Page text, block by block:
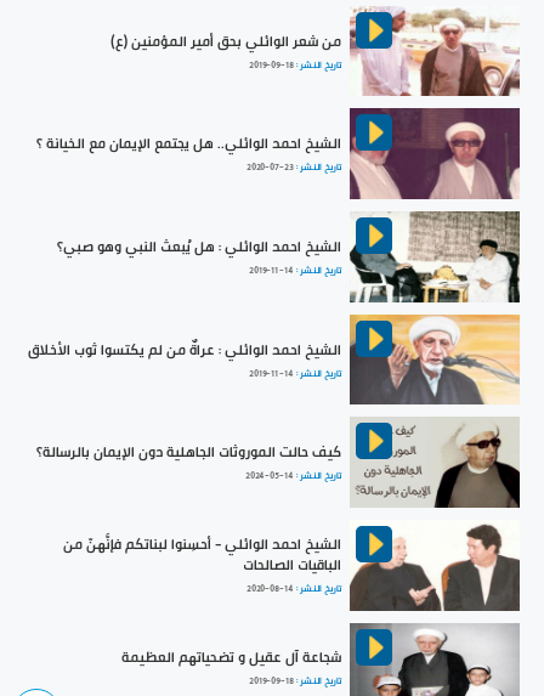
من شعر الوائلي بحق أمير المؤمنين (ع)
تاريخ النشر :2019-09-18
الشيخ احمد الوائلي.. هل يجتمع الإيمان مع الخيانة ؟
تاريخ النشر :2020-07-23
الشيخ احمد الوائلي : هل يُبعث النبي وهو صبي؟
تاريخ النشر : 2019-11-14
الشيخ احمد الوائلي : عراةٌ من لم يكتسوا ثوب الأخلاق
تاريخ النشر : 2019-11-14
كيف حالت الموروثات الجاهلية دون الإيمان بالرسالة؟
تاريخ النشر : 2024-05-14
الشيخ احمد الوائلي - أحسِنوا لبناتكم فإنَّهنّ من
الباقيات الصالحات
تاريخ النشر : 2020-08-14
شجاعة آل عقيل و تضحياتهم العظيمة
تاريخ النشر :2019-09-18